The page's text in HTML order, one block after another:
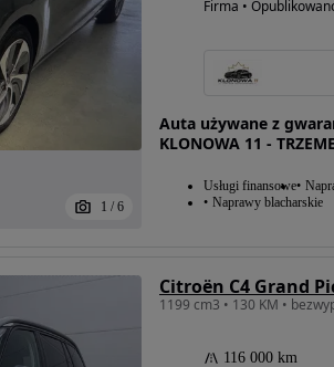
1 / 6
Firma •
Auta używane z
KLONOWA 11 -
Usługi finansowe
Naprawy blacharskie
116 000 km